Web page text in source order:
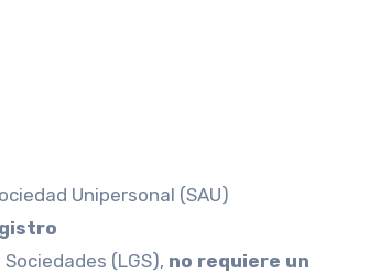
Unipersonal (SAU)
(LGS), no requiere un